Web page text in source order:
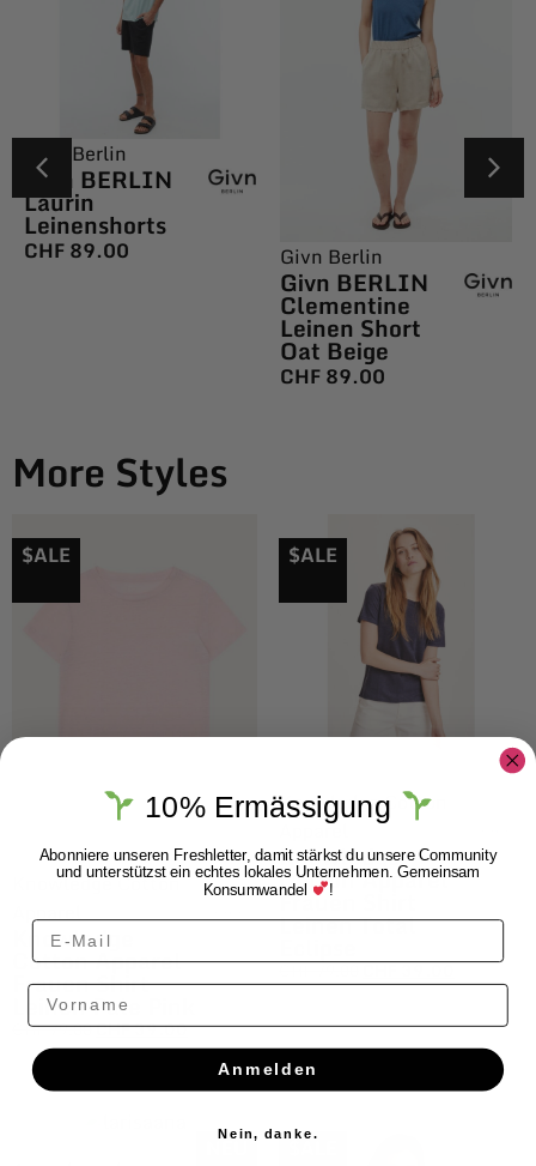
Givn Berlin
Givn BERLIN
Laurin
Leinenshorts
CHF89.00 Givn Berlin
Givn BERLIN
Clementine
Leinen Short
Oat Beige
CHF89.00
More Styles
$ALE
Knowledge Cotton
Apparel
Knowledge
Cotton Apparel
Frauen Shirt
Leinen Pale Pink
CHF79.00CHF39.00
$ALE
Knowledge Cotton
Apparel
Knowledge
Cotton Apparel
Frauen Shirt
Leinen Total
CHF79.00CHF39.00
NEU $ALE
10% Ermässigung
Abonniere unseren Freshletter, damit stärkst du unsere Community
und unterstützst ein echtes lokales Unternehmen. Gemeinsam
Konsumwandel !
Vorname
Anmelden
Nein, danke.